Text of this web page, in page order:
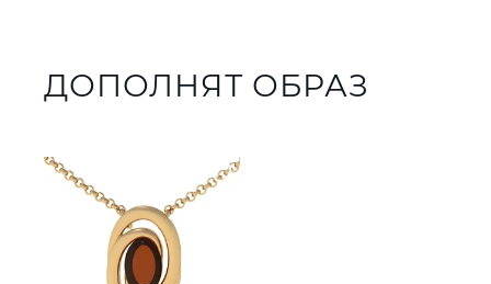
ДОПОЛНЯТ ОБРАЗ